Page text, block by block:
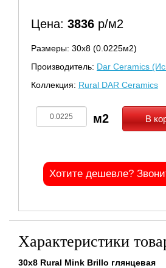
Цена: 3836 р/м2
Размеры: 30х8 (0.0225м2)
Производитель: Dar Ceramics
Коллекция: Rural DAR Ceramics
В
Хотите дешевле?
Характеристики
30x8 Rural Mink Brillo глянцевая